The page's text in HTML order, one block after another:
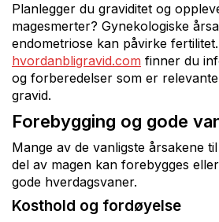
Planlegger du graviditet og
magesmerter? Gynekologiske
endometriose kan påvirke
hvordanbligravid.com finner du
og forberedelser som er
gravid.
Forebygging og gode
Mange av de vanligste årsakene
del av magen kan forebygges
gode hverdagsvaner.
Kosthold og fordøyelse